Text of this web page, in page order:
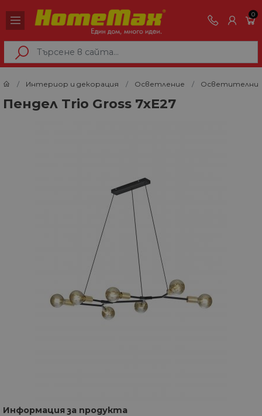
0
Интериор и декорация Осветление Осветителни
Пендел Trio Gross 7xE27
Информация за продукта